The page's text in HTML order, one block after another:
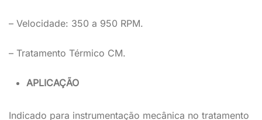
– Velocidade: 350 a 950 RPM.
– Tratamento Térmico CM.
APLICAÇÃO
Indicado para instrumentação mecânica no tratamento